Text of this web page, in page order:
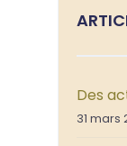
Des
31 mars